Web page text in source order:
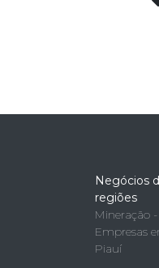
Negócios
regiões
Mineração
Empresas
Piauí